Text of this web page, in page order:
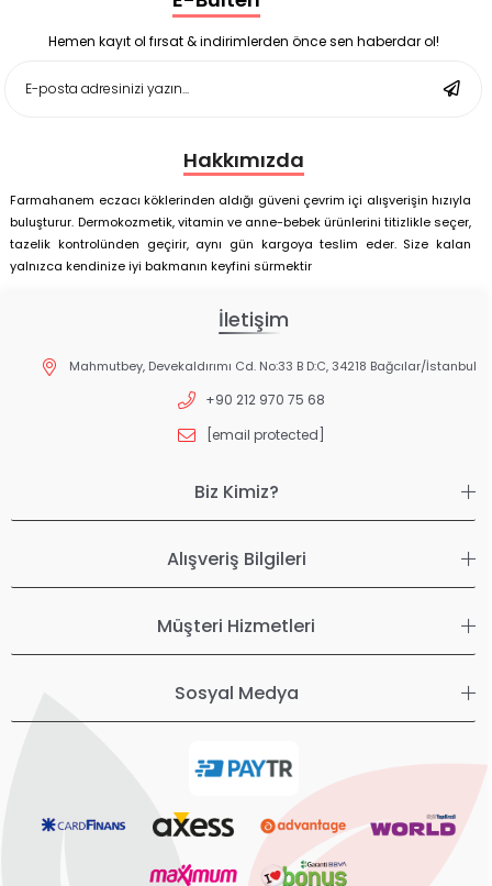
Deep Flex Stres Azaltıcı ve Enerji Dengeleyici Topraklama
Matı Set 40x60 cm
Deep Flex Stres Azaltıcı ve Enerji Dengeleyici Topraklama
Hemen kayıt ol fırsat & indirimlerden önce sen haberdar ol!
Hakkımızda
Farmahanem eczacı köklerinden aldığı güveni çevrim içi alışverişin hızıyla
buluşturur. Dermokozmetik, vitamin ve anne-bebek ürünlerini titizlikle seçer,
tazelik kontrolünden geçirir, aynı gün kargoya teslim eder. Size kalan
yalnızca kendinize iyi bakmanın keyfini sürmektir
İletişim
Mahmutbey, Devekaldırımı Cd. No:33 B D:C, 34218 Bağcılar/İstanbul
+90 212 970 75 68
[email protected]
Biz Kimiz?
Alışveriş Bilgileri
Müşteri Hizmetleri
Sosyal Medya